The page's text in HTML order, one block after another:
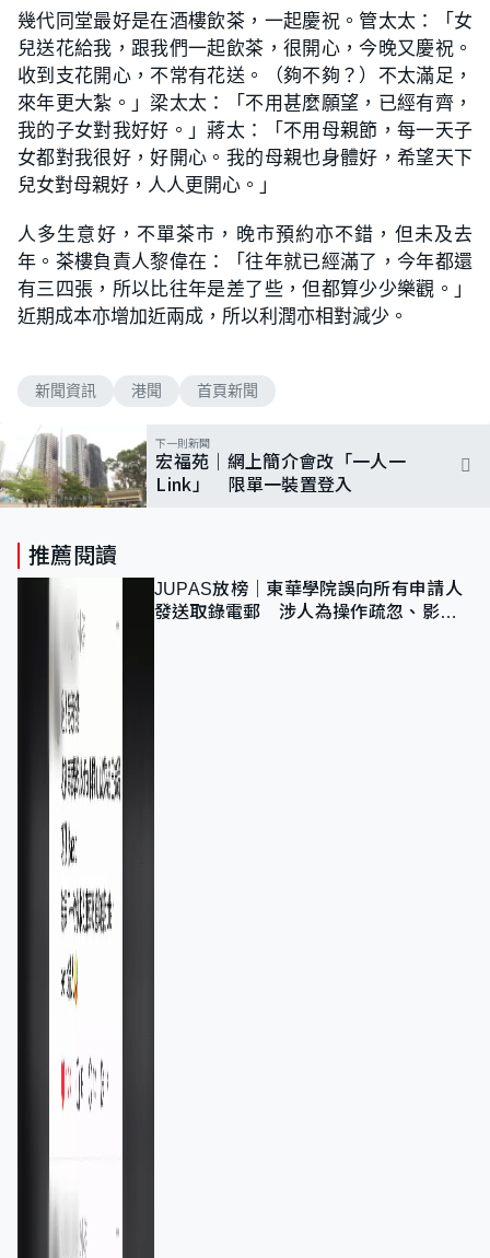
幾代同堂最好是在酒樓飲茶，一起慶祝。管太太：「女
兒送花給我，跟我們一起飲茶，很開心，今晚又慶祝。
收到支花開心，不常有花送。（夠不夠？）不太滿足，
來年更大紮。」梁太太：「不用甚麼願望，已經有齊，
我的子女對我好好。」蔣太：「不用母親節，每一天子
女都對我很好，好開心。我的母親也身體好，希望天下
兒女對母親好，人人更開心。」
人多生意好，不單茶市，晚市預約亦不錯，但未及去
年。茶樓負責人黎偉在：「往年就已經滿了，今年都還
有三四張，所以比往年是差了些，但都算少少樂觀。」
近期成本亦增加近兩成，所以利潤亦相對減少。
新聞資訊 港聞 首頁新聞
下一則新聞
宏福苑｜網上簡介會改「一人一
Link」 限單一裝置登入
推薦閱讀
JUPAS放榜｜東華學院誤向所有申請人
發送取錄電郵 涉人為操作疏忽、影響